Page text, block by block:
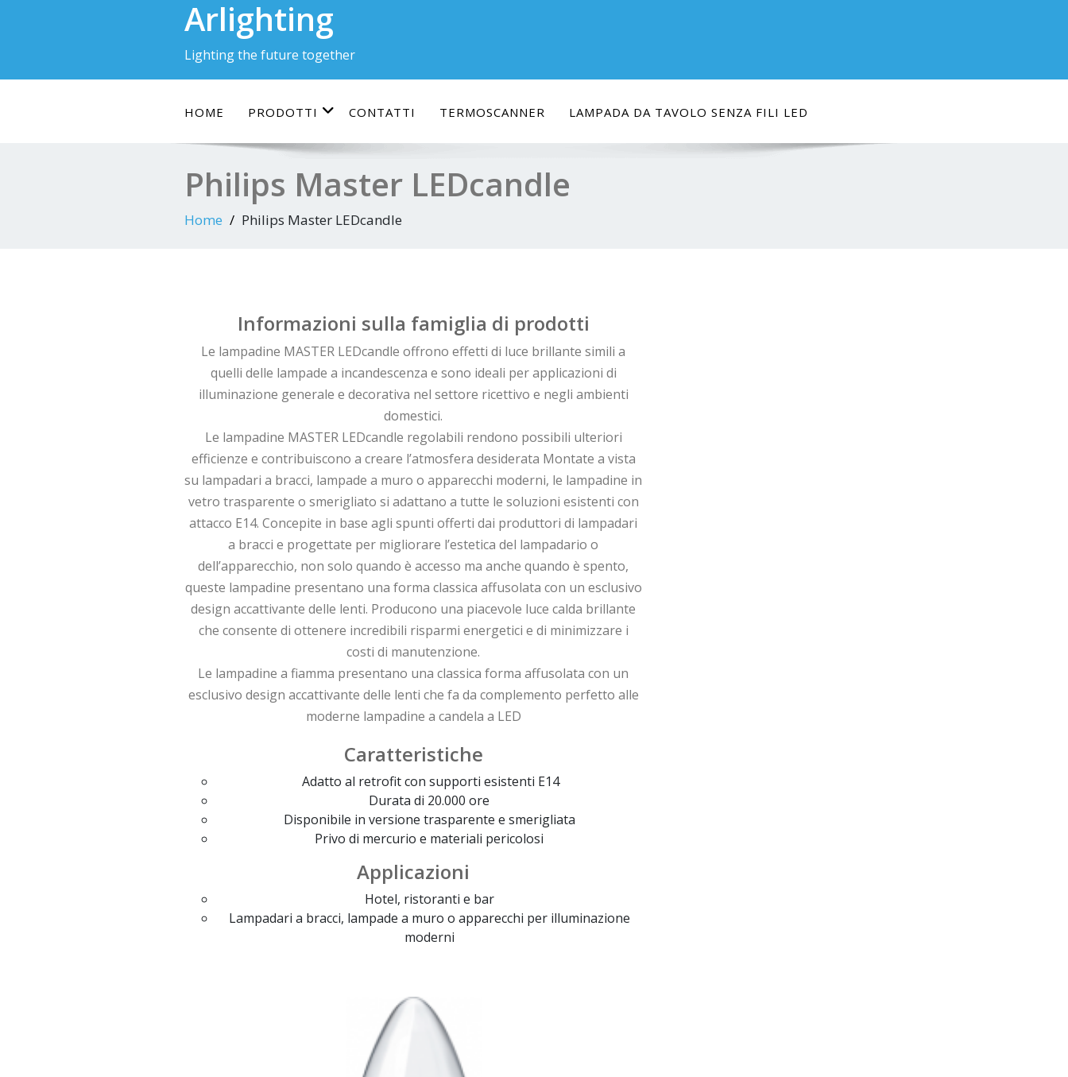
Arlighting
Lighting the future together
HOME PRODOTTI CONTATTI TERMOSCANNER LAMPADA DA TAVOLO SENZA FILI LED
Philips Master LEDcandle
Home Philips Master LEDcandle
Informazioni sulla famiglia di prodotti
Le lampadine MASTER LEDcandle offrono effetti di luce brillante simili a
quelli delle lampade a incandescenza e sono ideali per applicazioni di
illuminazione generale e decorativa nel settore ricettivo e negli ambienti
domestici.
Le lampadine MASTER LEDcandle regolabili rendono possibili ulteriori
efficienze e contribuiscono a creare l’atmosfera desiderata Montate a vista
su lampadari a bracci, lampade a muro o apparecchi moderni, le lampadine in
vetro trasparente o smerigliato si adattano a tutte le soluzioni esistenti con
attacco E14. Concepite in base agli spunti offerti dai produttori di lampadari
a bracci e progettate per migliorare l’estetica del lampadario o
dell’apparecchio, non solo quando è accesso ma anche quando è spento,
queste lampadine presentano una forma classica affusolata con un esclusivo
design accattivante delle lenti. Producono una piacevole luce calda brillante
che consente di ottenere incredibili risparmi energetici e di minimizzare i
costi di manutenzione.
Le lampadine a fiamma presentano una classica forma affusolata con un
esclusivo design accattivante delle lenti che fa da complemento perfetto alle
moderne lampadine a candela a LED
Caratteristiche
Adatto al retrofit con supporti esistenti E14
Durata di 20.000 ore
Disponibile in versione trasparente e smerigliata
Privo di mercurio e materiali pericolosi
Applicazioni
Hotel, ristoranti e bar
Lampadari a bracci, lampade a muro o apparecchi per illuminazione
moderni